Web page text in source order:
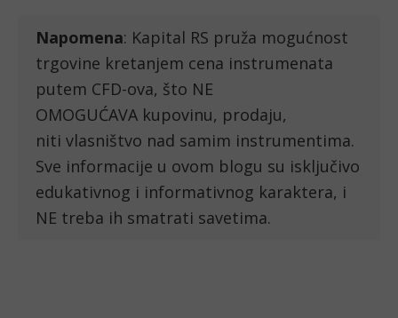
Napomena: Kapital RS pruža mogućnost
trgovine kretanjem cena instrumenata
putem CFD-ova, što NE
OMOGUĆAVA kupovinu, prodaju,
niti vlasništvo nad samim instrumentima.
Sve informacije u ovom blogu su isključivo
edukativnog i informativnog karaktera, i
NE treba ih smatrati savetima.